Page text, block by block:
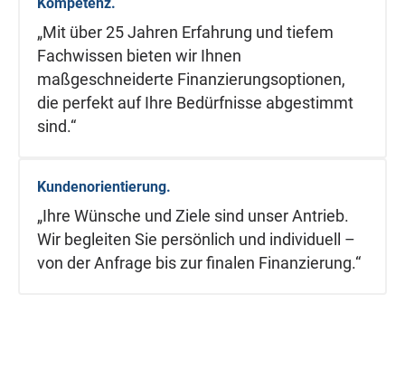
„Mit über 25 Jahren Erfahrung und tiefem
Fachwissen bieten wir Ihnen
maßgeschneiderte Finanzierungsoptionen,
die perfekt auf Ihre Bedürfnisse abgestimmt
sind.“
Kundenorientierung.
„Ihre Wünsche und Ziele sind unser Antrieb.
Wir begleiten Sie persönlich und individuell –
von der Anfrage bis zur finalen Finanzierung.“